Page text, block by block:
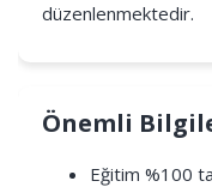
düzenlenmektedir.
Önemli
Eğitim %100